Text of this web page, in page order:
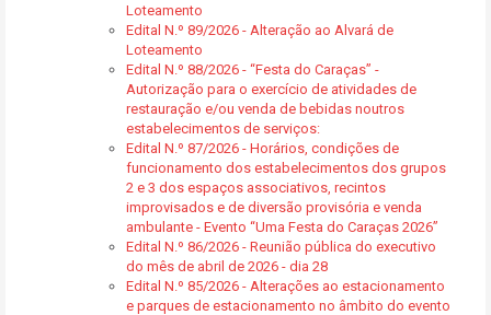
Loteamento
Edital N.º 89/2026 - Alteração ao Alvará de
Loteamento
Edital N.º 88/2026 - “Festa do Caraças” -
Autorização para o exercício de atividades de
restauração e/ou venda de bebidas noutros
estabelecimentos de serviços:
Edital N.º 87/2026 - Horários, condições de
funcionamento dos estabelecimentos dos grupos
2 e 3 dos espaços associativos, recintos
improvisados e de diversão provisória e venda
ambulante - Evento “Uma Festa do Caraças 2026”
Edital N.º 86/2026 - Reunião pública do executivo
do mês de abril de 2026 - dia 28
Edital N.º 85/2026 - Alterações ao estacionamento
e parques de estacionamento no âmbito do evento